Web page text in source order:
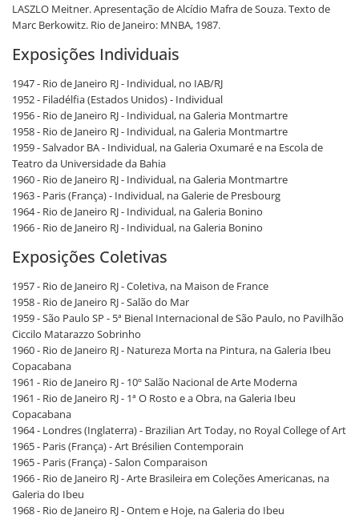
LASZLO Meitner. Apresentação de Alcídio Mafra de Souza. Texto de
Marc Berkowitz. Rio de Janeiro: MNBA, 1987.
Exposições Individuais
1947 - Rio de Janeiro RJ - Individual, no IAB/RJ
1952 - Filadélfia (Estados Unidos) - Individual
1956 - Rio de Janeiro RJ - Individual, na Galeria Montmartre
1958 - Rio de Janeiro RJ - Individual, na Galeria Montmartre
1959 - Salvador BA - Individual, na Galeria Oxumaré e na Escola de
Teatro da Universidade da Bahia
1960 - Rio de Janeiro RJ - Individual, na Galeria Montmartre
1963 - Paris (França) - Individual, na Galerie de Presbourg
1964 - Rio de Janeiro RJ - Individual, na Galeria Bonino
1966 - Rio de Janeiro RJ - Individual, na Galeria Bonino
Exposições Coletivas
1957 - Rio de Janeiro RJ - Coletiva, na Maison de France
1958 - Rio de Janeiro RJ - Salão do Mar
1959 - São Paulo SP - 5ª Bienal Internacional de São Paulo, no Pavilhão
Ciccilo Matarazzo Sobrinho
1960 - Rio de Janeiro RJ - Natureza Morta na Pintura, na Galeria Ibeu
Copacabana
1961 - Rio de Janeiro RJ - 10º Salão Nacional de Arte Moderna
1961 - Rio de Janeiro RJ - 1ª O Rosto e a Obra, na Galeria Ibeu
Copacabana
1964 - Londres (Inglaterra) - Brazilian Art Today, no Royal College of Art
1965 - Paris (França) - Art Brésilien Contemporain
1965 - Paris (França) - Salon Comparaison
1966 - Rio de Janeiro RJ - Arte Brasileira em Coleções Americanas, na
Galeria do Ibeu
1968 - Rio de Janeiro RJ - Ontem e Hoje, na Galeria do Ibeu